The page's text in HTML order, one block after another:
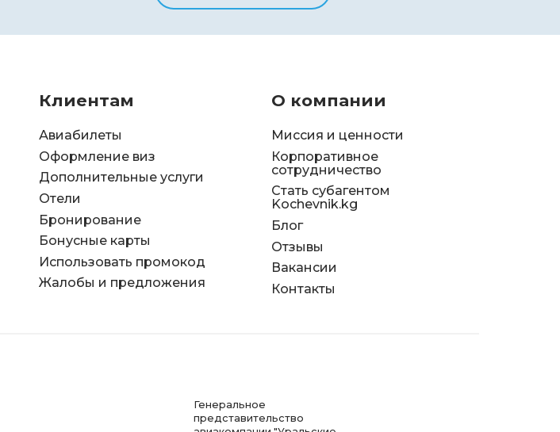
Клиентам
Авиабилеты
Оформление виз
Дополнительные услуги
Отели
Бронирование
Бонусные карты
Использовать промокод
Жалобы и предложения
О компании
Миссия и ценности
Корпоративное
сотрудничество
Стать субагентом
Kochevnik.kg
Блог
Отзывы
Вакансии
Контакты
Генеральное
представительство